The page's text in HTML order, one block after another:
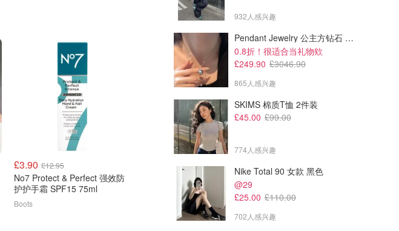
£3.90 £12.95
No7 Protect & Perfect 强效防
护护手霜 SPF15 75ml
Boots
£17.95
No7 护手霜 SPF15 75ml
£8.00 £10.00
Space NK
932人感兴趣
Pendant Jewelry 公主方钻石 圆形大溪地珍珠吊坠 11-12mm
0.8折！很适合当礼物欸
£249.90 £3046.90
865人感兴趣
SKIMS 棉质T恤 2件装
£45.00 £99.00
774人感兴趣
Nike Total 90 女款 黑色
@29
£25.00 £110.00
702人感兴趣